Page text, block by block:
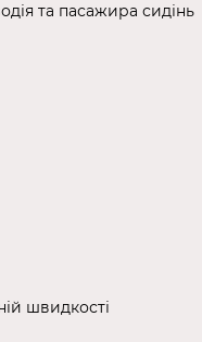
та пасажира сидінь
швидкості